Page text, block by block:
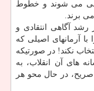
می شوند و خطوط
برند.
رشد آگاهی انتقادی و
با آرمانهای اصیلی كه
نكند! در صورتیكه
های آن انقلاب، به
در حال محو هر